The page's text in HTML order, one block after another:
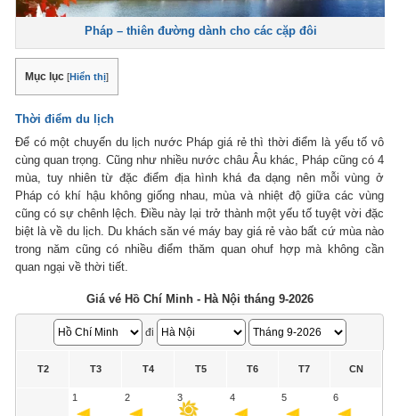
Pháp – thiên đường dành cho các cặp đôi
Mục lục [Hiển thị]
Thời điểm du lịch
Để có một chuyến du lịch nước Pháp giá rẻ thì thời điểm là yếu tố vô
cùng quan trọng. Cũng như nhiều nước châu Âu khác, Pháp cũng có 4
mùa, tuy nhiên từ đặc điểm địa hình khá đa dạng nên mỗi vùng ở
Pháp có khí hậu không giống nhau, mùa và nhiệt độ giữa các vùng
cũng có sự chênh lệch. Điều này lại trở thành một yếu tố tuyệt vời đặc
biệt là về du lịch. Du khách săn vé máy bay giá rẻ vào bất cứ mùa nào
trong năm cũng có nhiều điểm thăm quan ohuf hợp mà không cần
quan ngại về thời tiết.
Giá vé Hồ Chí Minh - Hà Nội tháng 9-2026
đi
T2 T3 T4 T5 T6 T7 CN
1 2 3 4 5 6